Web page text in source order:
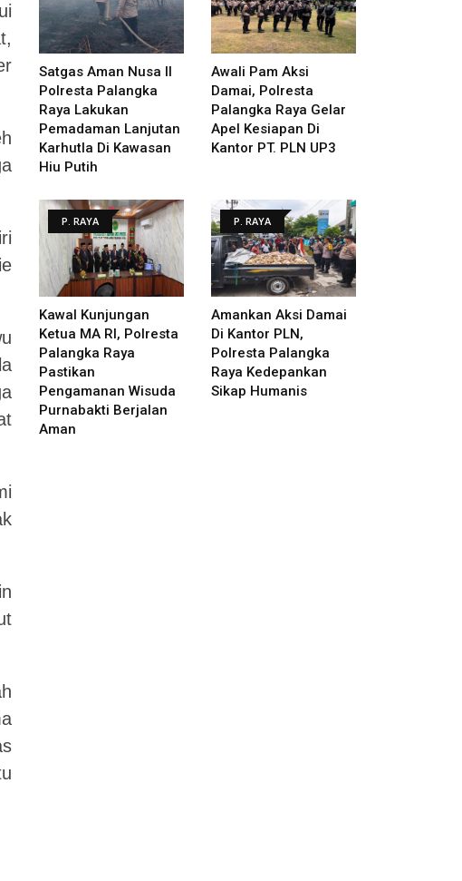
Satgas Aman Nusa II
Polresta Palangka
Raya Lakukan
Pemadaman Lanjutan
Karhutla Di Kawasan
Hiu Putih
Awali Pam Aksi
Damai, Polresta
Palangka Raya Gelar
Apel Kesiapan Di
Kantor PT. PLN UP3
P. RAYA
Kawal Kunjungan
Ketua MA RI, Polresta
Palangka Raya
Pastikan
Pengamanan Wisuda
Purnabakti Berjalan
Aman
P. RAYA
Amankan Aksi Damai
Di Kantor PLN,
Polresta Palangka
Raya Kedepankan
Sikap Humanis